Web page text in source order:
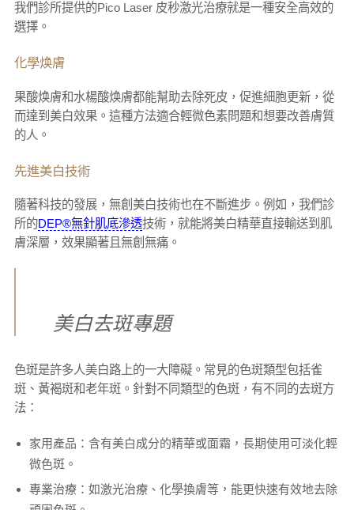
我們診所提供的Pico Laser 皮秒激光治療就是一種安全高效的
選擇。
化學焕膚
果酸焕膚和水楊酸焕膚都能幫助去除死皮，促進細胞更新，從
而達到美白效果。這種方法適合輕微色素問題和想要改善膚質
的人。
先進美白技術
隨著科技的發展，無創美白技術也在不斷進步。例如，我們診
所的DEP®無針肌底滲透技術，就能將美白精華直接輸送到肌
膚深層，效果顯著且無創無痛。
美白去斑專題
色斑是許多人美白路上的一大障礙。常見的色斑類型包括雀
斑、黃褐斑和老年斑。針對不同類型的色斑，有不同的去斑方
法：
家用產品：含有美白成分的精華或面霜，長期使用可淡化輕
微色斑。
專業治療：如激光治療、化學換膚等，能更快速有效地去除